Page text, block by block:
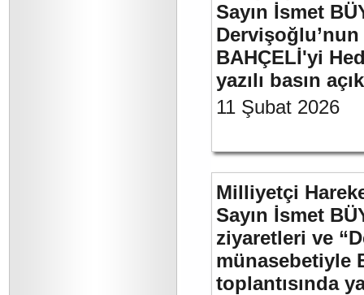
Sayın İsmet
Dervişoğlu’nun
BAHÇELİ'yi
yazılı basın
11 Şubat 2026
Milliyetçi
Sayın İsmet
ziyaretleri ve
münasebetiyle
toplantısında